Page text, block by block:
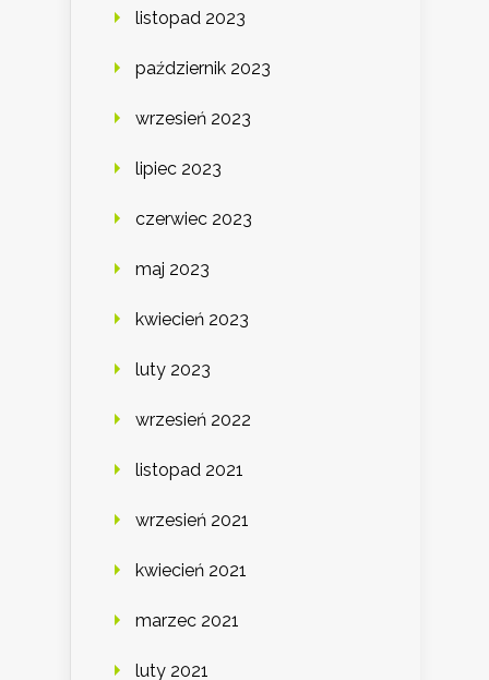
listopad 2023
październik 2023
wrzesień 2023
lipiec 2023
czerwiec 2023
maj 2023
kwiecień 2023
luty 2023
wrzesień 2022
listopad 2021
wrzesień 2021
kwiecień 2021
marzec 2021
luty 2021